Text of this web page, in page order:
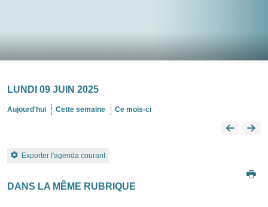
LUNDI 09 JUIN 2025
Aujourd'hui Cette semaine Ce mois-ci
Exporter l'agenda courant
DANS LA MÊME RUBRIQUE